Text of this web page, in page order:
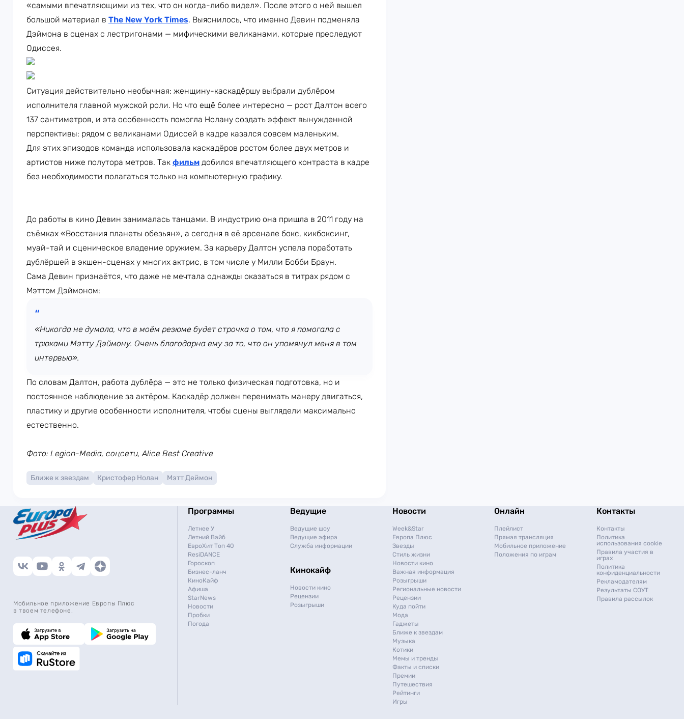
«самыми впечатляющими из тех, что он когда-либо видел». После этого о ней вышел
большой материал в The New York Times. Выяснилось, что именно Девин подменяла
Дэймона в сценах с лестригонами — мифическими великанами, которые преследуют
Одиссея.
Ситуация действительно необычная: женщину-каскадёршу выбрали дублёром
исполнителя главной мужской роли. Но что ещё более интересно — рост Далтон всего
137 сантиметров, и эта особенность помогла Нолану создать эффект вынужденной
перспективы: рядом с великанами Одиссей в кадре казался совсем маленьким.
Для этих эпизодов команда использовала каскадёров ростом более двух метров и
артистов ниже полутора метров. Так фильм добился впечатляющего контраста в кадре
без необходимости полагаться только на компьютерную графику.
До работы в кино Девин занималась танцами. В индустрию она пришла в 2011 году на
съёмках «Восстания планеты обезьян», а сегодня в её арсенале бокс, кикбоксинг,
муай-тай и сценическое владение оружием. За карьеру Далтон успела поработать
дублёршей в экшен-сценах у многих актрис, в том числе у Милли Бобби Браун.
Сама Девин признаётся, что даже не мечтала однажды оказаться в титрах рядом с
Мэттом Дэймоном:
«Никогда не думала, что в моём резюме будет строчка о том, что я помогала с
трюками Мэтту Дэймону. Очень благодарна ему за то, что он упомянул меня в том
интервью».
По словам Далтон, работа дублёра — это не только физическая подготовка, но и
постоянное наблюдение за актёром. Каскадёр должен перенимать манеру двигаться,
пластику и другие особенности исполнителя, чтобы сцены выглядели максимально
естественно.
Фото: Legion-Media, соцсети, Alice Best Creative
Ближе к звездам Кристофер Нолан Мэтт Деймон
Мобильное приложение Европы Плюс
в твоем телефоне.
Программы
Летнее У
Летний Вайб
ЕвроХит Топ 40
ResiDANCE
Гороскоп
Бизнес-ланч
КиноКайф
Афиша
StarNews
Новости
Пробки
Погода
Ведущие
Ведущие шоу
Ведущие эфира
Служба информации
Кинокайф
Новости кино
Рецензии
Розыгрыши
Новости
Week&Star
Европа Плюс
Звезды
Стиль жизни
Новости кино
Важная информация
Розыгрыши
Региональные новости
Рецензии
Куда пойти
Мода
Гаджеты
Ближе к звездам
Музыка
Котики
Мемы и тренды
Факты и списки
Премии
Путешествия
Рейтинги
Игры
Онлайн
Плейлист
Прямая трансляция
Мобильное приложение
Положения по играм
Контакты
Контакты
Политика
использования cookie
Правила участия в
играх
Политика
конфиденциальности
Рекламодателям
Результаты СОУТ
Правила рассылок